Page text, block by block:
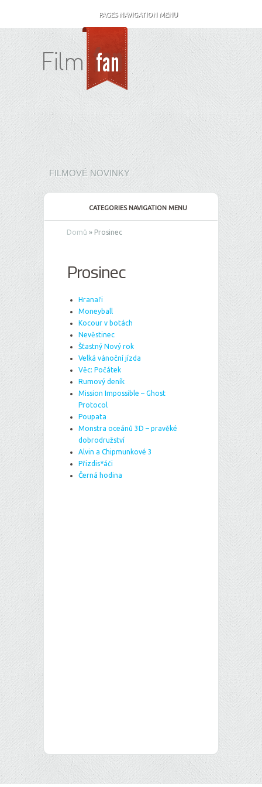
PAGES NAVIGATION MENU
FILMOVÉ NOVINKY
CATEGORIES NAVIGATION MENU
Domů » Prosinec
Prosinec
Hranaři
Moneyball
Kocour v botách
Nevěstinec
Šťastný Nový rok
Velká vánoční jízda
Věc: Počátek
Rumový deník
Mission Impossible – Ghost
Protocol
Poupata
Monstra oceánů 3D – pravěké
dobrodružství
Alvin a Chipmunkové 3
Přizdis*áči
Černá hodina